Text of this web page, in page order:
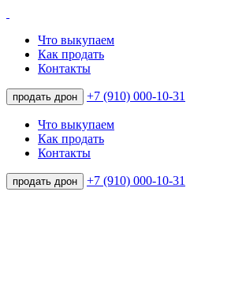
Что выкупаем
Как продать
Контакты
продать дрон +7 (910) 000-10-31
Что выкупаем
Как продать
Контакты
продать дрон +7 (910) 000-10-31